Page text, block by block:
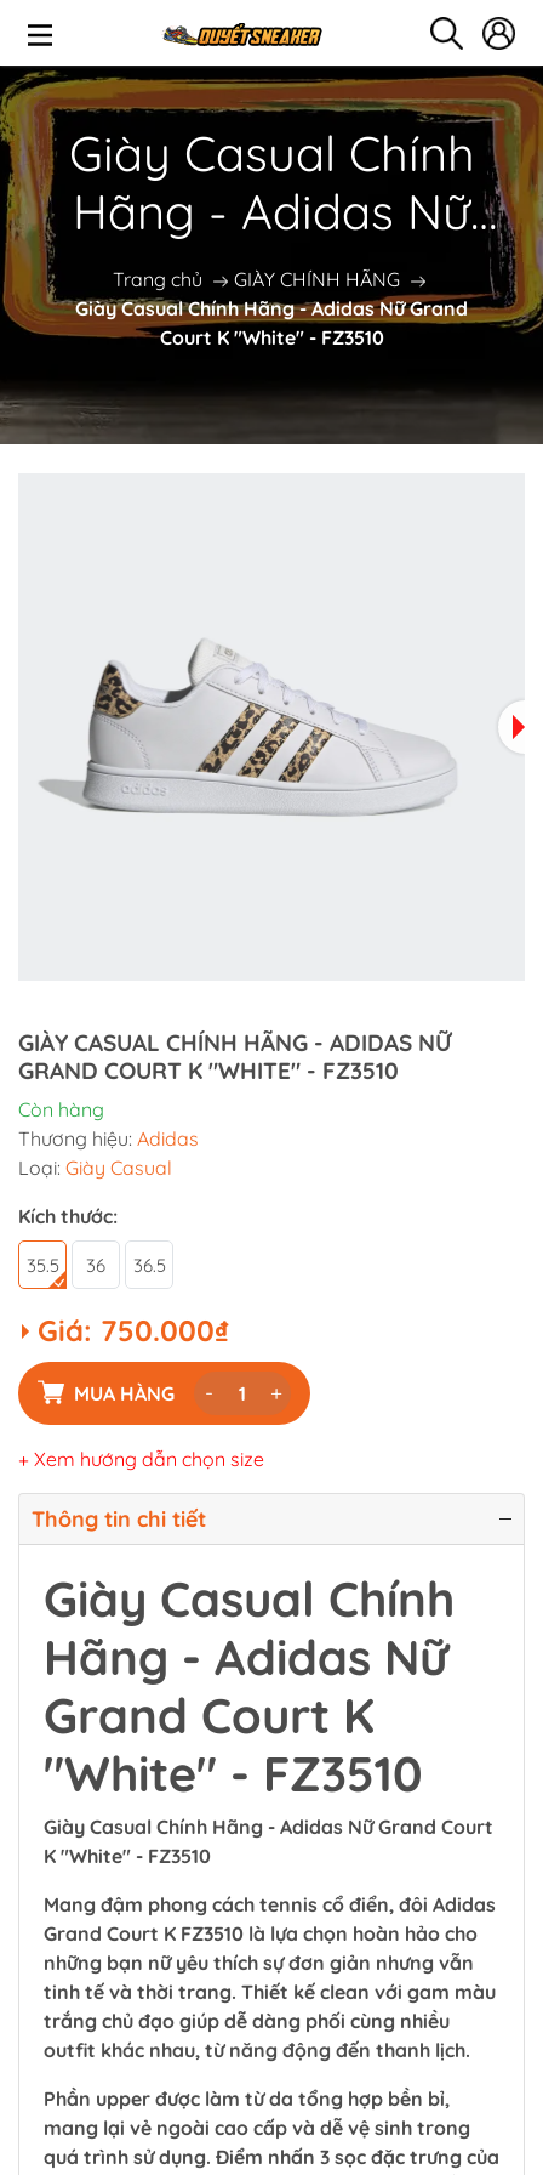
Giày Casual Chính
Hãng - Adidas Nữ
Grand Court K
"White" - FZ3510
Trang chủ
GIÀY CHÍNH HÃNG
Giày Casual Chính Hãng - Adidas Nữ Grand
Court K "White" - FZ3510
GIÀY CASUAL CHÍNH HÃNG - ADIDAS NỮ
GRAND COURT K "WHITE" - FZ3510
Còn hàng
Thương hiệu: Adidas
Loại: Giày Casual
Kích thước:
35.5 36 36.5
Giá: 750.000₫
MUA HÀNG - +
+ Xem hướng dẫn chọn size
Thông tin chi tiết
Giày Casual Chính
Hãng - Adidas Nữ
Grand Court K
"White" - FZ3510
Giày Casual Chính Hãng - Adidas Nữ Grand Court
K "White" - FZ3510
Mang đậm phong cách tennis cổ điển, đôi Adidas
Grand Court K FZ3510 là lựa chọn hoàn hảo cho
những bạn nữ yêu thích sự đơn giản nhưng vẫn
tinh tế và thời trang. Thiết kế clean với gam màu
trắng chủ đạo giúp dễ dàng phối cùng nhiều
outfit khác nhau, từ năng động đến thanh lịch.
Phần upper được làm từ da tổng hợp bền bỉ,
mang lại vẻ ngoài cao cấp và dễ vệ sinh trong
quá trình sử dụng. Điểm nhấn 3 sọc đặc trưng của